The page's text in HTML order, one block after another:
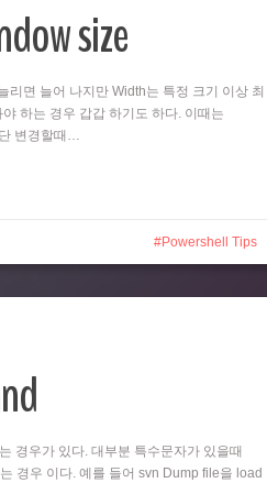
size
면 늘어 나지만 Width는 특정 크기 이상 최
하는 경우 갑갑 하기도 하다. 이때는
변경할때…
Powershell Tips
경우가 있다. 대부분 특수문자가 있을때
경우 이다. 예를 들어 svn Dump file을 load